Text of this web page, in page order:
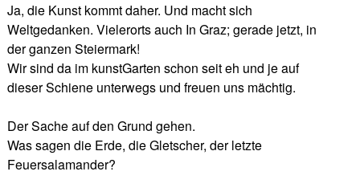
Ja, die Kunst kommt daher. Und macht sich
Weltgedanken. Vielerorts auch In Graz; gerade jetzt, in
der ganzen Steiermark!
Wir sind da im kunstGarten schon seit eh und je auf
dieser Schiene unterwegs und freuen uns mächtig.
Der Sache auf den Grund gehen.
Was sagen die Erde, die Gletscher, der letzte
Feuersalamander?